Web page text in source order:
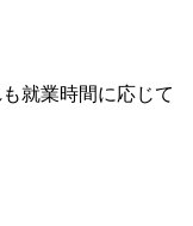
業時間に応じて